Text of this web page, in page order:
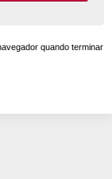
quando terminar